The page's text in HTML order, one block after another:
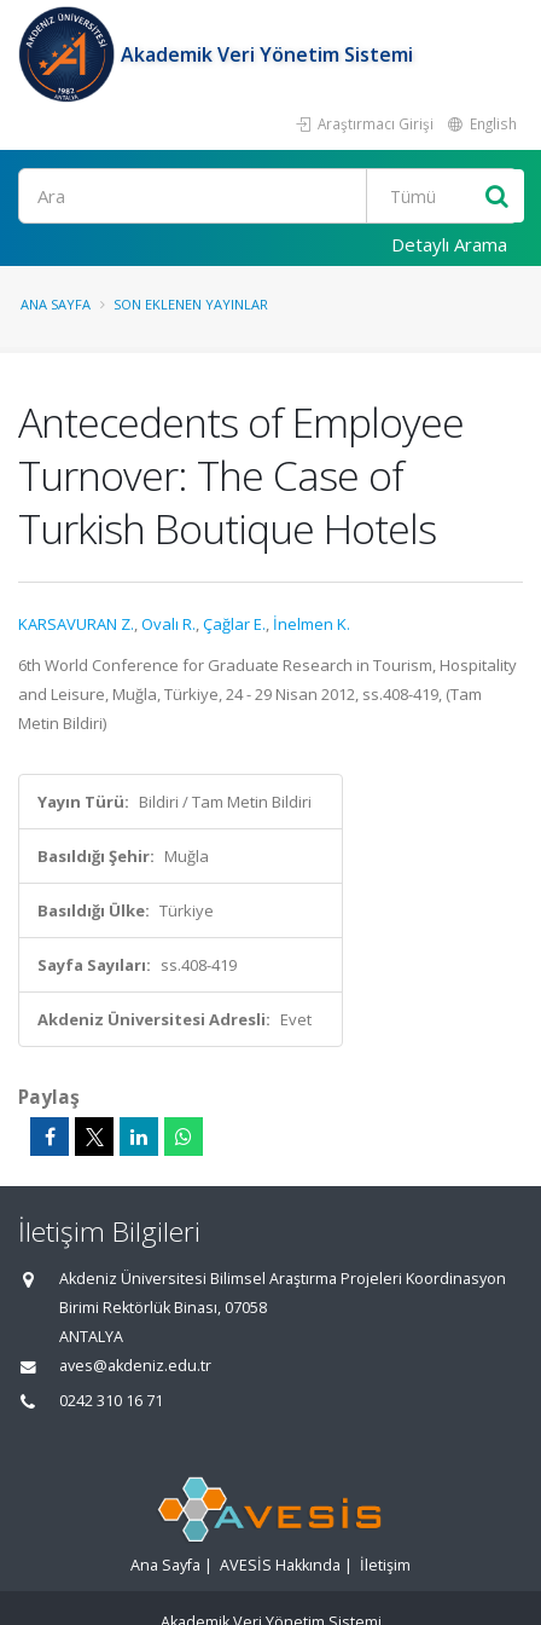
Akademik Veri Yönetim Sistemi
Araştırmacı Girişi English
Ara
Detaylı Arama
ANA SAYFA SON EKLENEN YAYINLAR
Antecedents of Employee
Turnover: The Case of
Turkish Boutique Hotels
KARSAVURAN Z.,Ovalı R.,Çağlar E., İnelmen K.
6th World Conference for Graduate Research in Tourism, Hospitality
and Leisure, Muğla, Türkiye, 24 - 29 Nisan 2012, ss.408-419, (Tam
Metin Bildiri)
Yayın Türü: Bildiri / Tam Metin Bildiri
Basıldığı Şehir: Muğla
Basıldığı Ülke: Türkiye
Sayfa Sayıları: ss.408-419
Akdeniz Üniversitesi Adresli: Evet
Paylaş
İletişim Bilgileri
Akdeniz Üniversitesi Bilimsel Araştırma Projeleri Koordinasyon
Birimi Rektörlük Binası, 07058
ANTALYA
aves@akdeniz.edu.tr
0242 310 16 71
Ana Sayfa | AVESİS Hakkında | İletişim